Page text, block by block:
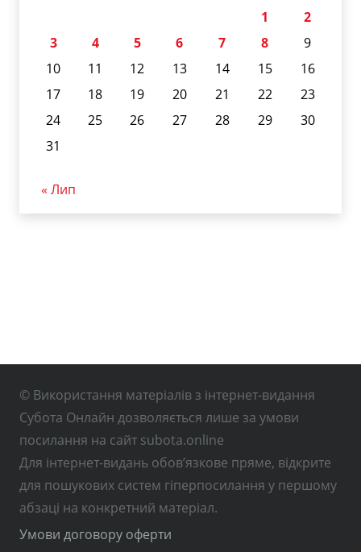
1
2
3
4 5 6 7 8
9
10
11 12 13 14 15
16
17
18 19 20 21 22
23
24
25 26 27 28 29
30
31
« Лип
© Використання матеріалів з інтернет-видання
Субота Онлайн дозволяється лише за умови
посилання на сайт subota.online
Для інтернет-видань обов’язкове пряме, відкрите
для пошукових систем гіперпосилання у першому
абзаці на конкретний матеріал.
Умови договору оферти